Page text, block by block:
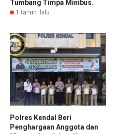
Tumbang Timpa Minibus.
1 tahun lalu
Polres Kendal Beri
Penghargaan Anggota dan